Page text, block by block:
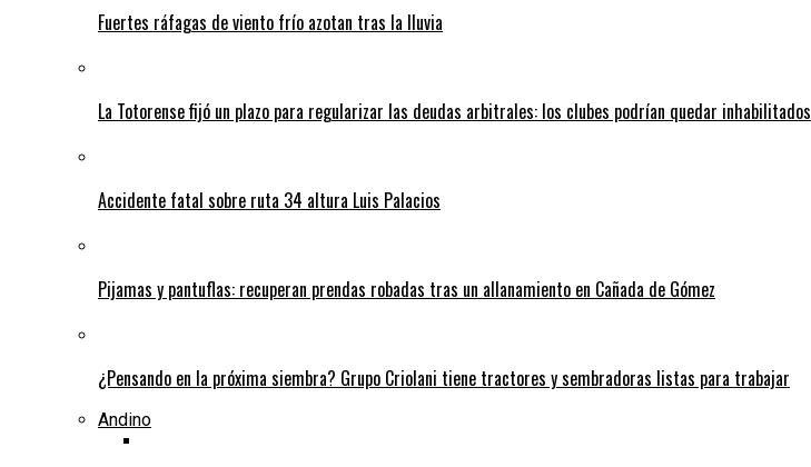
Fuertes ráfagas de viento frío azotan tras la lluvia
La Totorense fijó un plazo para regularizar las deudas arbitrales: los clubes podrían quedar inhabilitados
Accidente fatal sobre ruta 34 altura Luis Palacios
Pijamas y pantuflas: recuperan prendas robadas tras un allanamiento en Cañada de Gómez
¿Pensando en la próxima siembra? Grupo Criolani tiene tractores y sembradoras listas para trabajar
Andino